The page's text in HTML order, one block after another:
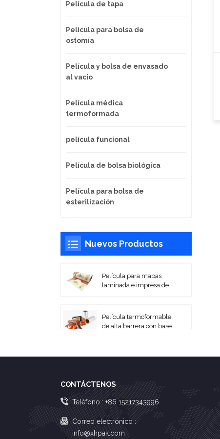
Película de tapa
Película para bolsa de
ostomía
Película y bolsa de envasado
al vacío
Película médica
termoformada
película funcional
Película de bolsa biológica
Película para bolsa de
esterilización
Nuevos Productos
Película para mapas
laminada e impresa de
Película termoformable
de alta barrera con base
Películas laminadas
Bolsas de vacío de
PA/PE coextruidas
CONTÁCTENOS
Teléfono :+86 15217343996
Correo electrónico :
info@xhpak.com